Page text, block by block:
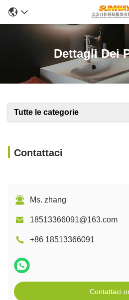
Dettagli Dei
Tutte le categorie
Contattaci
Ms. zhang
18513366091@163.com
+86 18513366091
Contattaci